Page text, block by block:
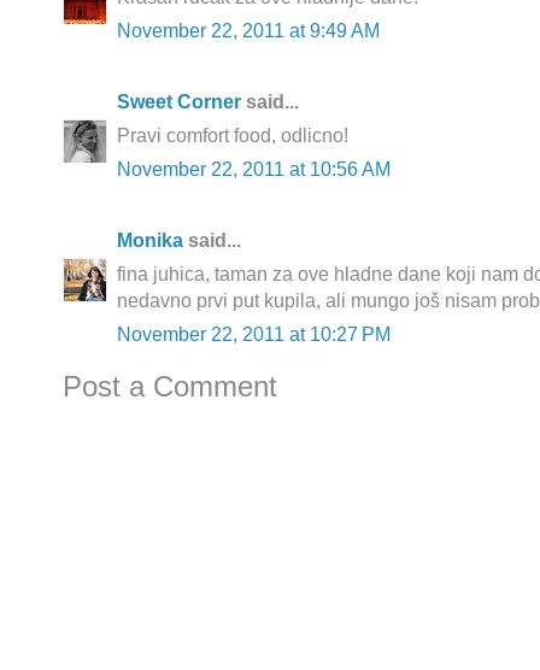
November 22, 2011 at 9:49 AM
Sweet Corner said...
Pravi comfort food, odlicno!
November 22, 2011 at 10:56 AM
Monika said...
fina juhica, taman za ove hladne dane koji nam
nedavno prvi put kupila, ali mungo još nisam
November 22, 2011 at 10:27 PM
Post a Comment